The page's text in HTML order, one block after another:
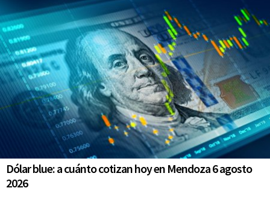
Dólar blue: a cuánto cotizan hoy en Mendoza 6 agosto
2026